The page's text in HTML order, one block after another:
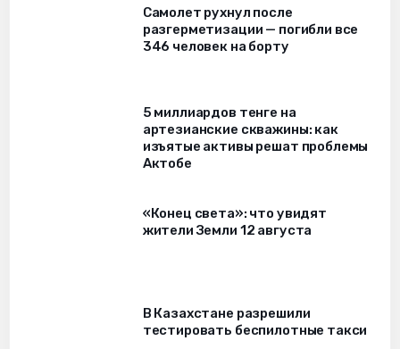
Самолет рухнул после
разгерметизации — погибли все
346 человек на борту
5 миллиардов тенге на
артезианские скважины: как
изъятые активы решат проблемы
Актобе
«Конец света»: что увидят
жители Земли 12 августа
В Казахстане разрешили
тестировать беспилотные такси